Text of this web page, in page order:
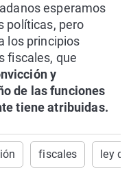
esperamos
políticas, pero
los principios
fiscales, que
y
de las funciones
tiene atribuidas.
fiscales ley